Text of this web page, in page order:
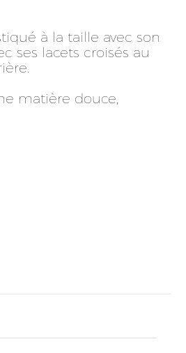
à la taille avec son
ses lacets croisés au
matière douce,